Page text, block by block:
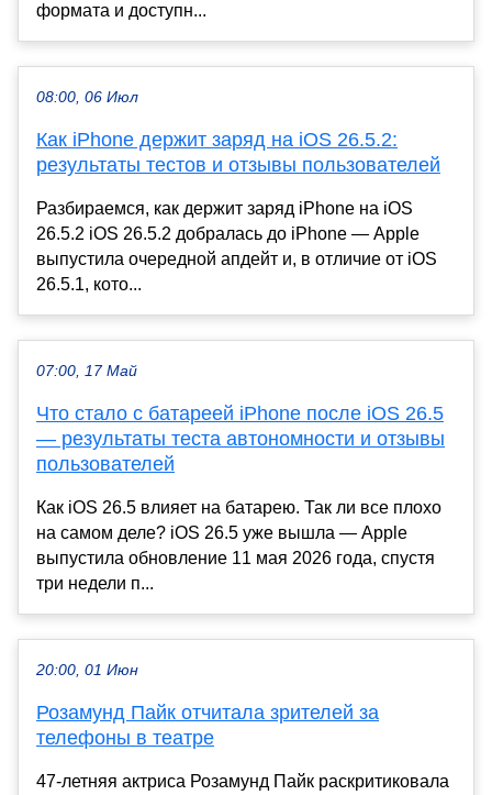
формата и доступн...
08:00, 06 Июл
Как iPhone держит заряд на iOS 26.5.2:
результаты тестов и отзывы пользователей
Разбираемся, как держит заряд iPhone на iOS
26.5.2 iOS 26.5.2 добралась до iPhone — Apple
выпустила очередной апдейт и, в отличие от iOS
26.5.1, кото...
07:00, 17 Май
Что стало с батареей iPhone после iOS 26.5
— результаты теста автономности и отзывы
пользователей
Как iOS 26.5 влияет на батарею. Так ли все плохо
на самом деле? iOS 26.5 уже вышла — Apple
выпустила обновление 11 мая 2026 года, спустя
три недели п...
20:00, 01 Июн
Розамунд Пайк отчитала зрителей за
телефоны в театре
47-летняя актриса Розамунд Пайк раскритиковала